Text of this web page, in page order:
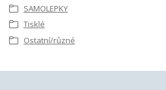
SAMOLEPKY
Tisklé
Ostatní/různé